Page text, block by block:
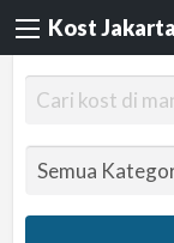
Kost Jakarta